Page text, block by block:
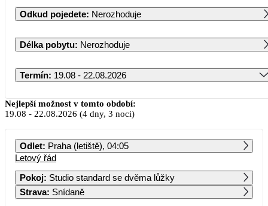
Odkud pojedete: Nerozhoduje
Délka pobytu: Nerozhoduje
Termín: 19.08 - 22.08.2026
Srpen 2026
PO ÚT ST ČT PÁ SO NE
3
Nejlepší možnost v tomto období:
19.08 - 22.08.2026 (4 dny, 3 noci)
Odlet: Praha (letiště), 04:05
Letový řád
Pokoj: Studio standard se dvěma lůžky
Strava: Snídaně